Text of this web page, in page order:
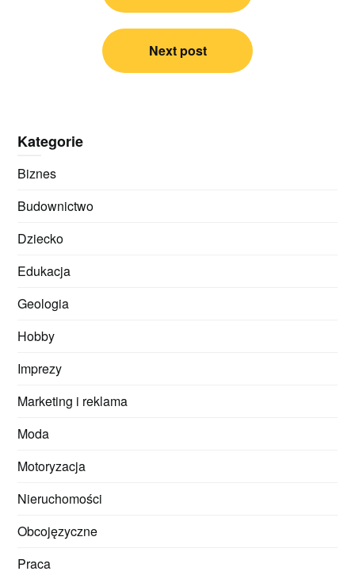
Next post
Kategorie
Biznes
Budownictwo
Dziecko
Edukacja
Geologia
Hobby
Imprezy
Marketing i reklama
Moda
Motoryzacja
Nieruchomości
Obcojęzyczne
Praca